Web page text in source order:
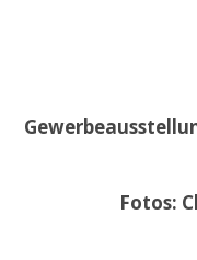
Fotos: